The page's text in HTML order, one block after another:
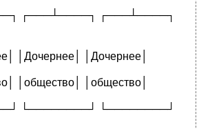
┌───┴────┐ ┌───┴────┐
│Дочернее│ │Дочернее│
│общество│ │общество│
└────────┘ └────────┘